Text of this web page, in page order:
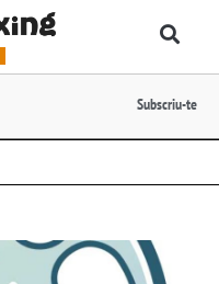
Subscriu-te